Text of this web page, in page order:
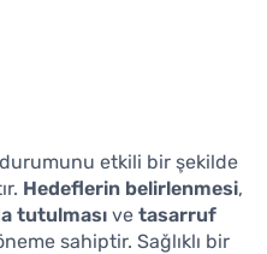
etkili bir şekilde
Hedeflerin belirlenmesi,
tutulması ve tasarruf
sahiptir. Sağlıklı bir